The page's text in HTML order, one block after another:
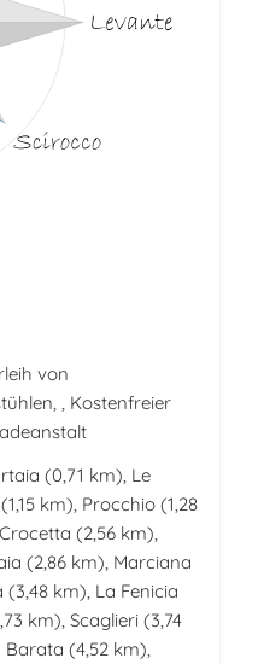
von
, Kostenfreier
(0,71 km), Le
(1,15 km), Procchio (1,28
Crocetta (2,56 km),
(2,86 km), Marciana
(3,48 km), La Fenicia
km), Scaglieri (3,74
Barata (4,52 km),